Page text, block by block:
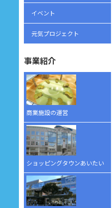
イベント
元気プロジェクト
事業紹介
商業施設の運営
ショッピングタウンあいたい